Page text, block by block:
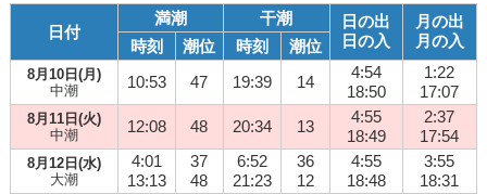
日付
満潮 干潮
日の出
日の入
月の出
月の入
時刻 潮位 時刻 潮位
8月10日(月)
中潮
10:53 47 19:39 14
4:54
18:50
1:22
17:07
8月11日(火)
中潮
12:08 48 20:34 13
4:55
18:49
2:37
17:54
8月12日(水)
大潮
4:01
13:13
37
48
6:52
21:23
36
12
4:55
18:48
3:55
18:31